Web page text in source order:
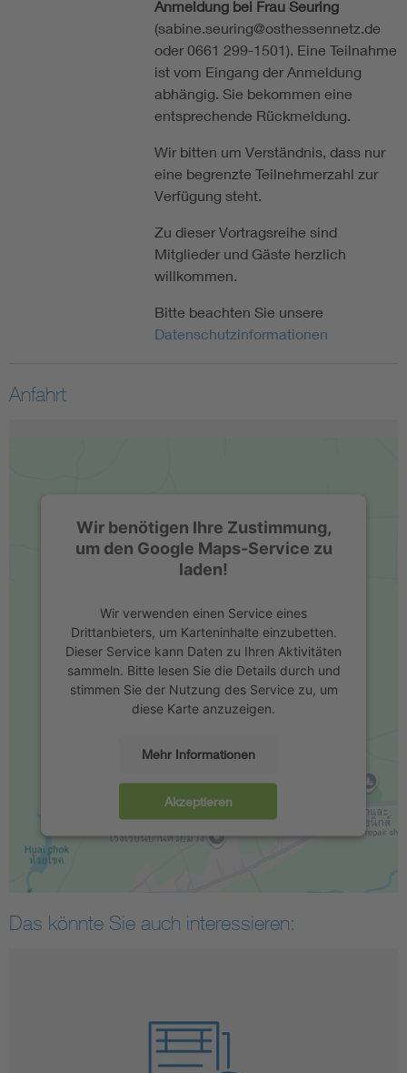
Anmeldung bei Frau Seuring
(sabine.seuring@osthessennetz.de
oder 0661 299-1501). Eine Teilnahme
ist vom Eingang der Anmeldung
abhängig. Sie bekommen eine
entsprechende Rückmeldung.
Wir bitten um Verständnis, dass nur
eine begrenzte Teilnehmerzahl zur
Verfügung steht.
Zu dieser Vortragsreihe sind
Mitglieder und Gäste herzlich
willkommen.
Bitte beachten Sie unsere
Datenschutzinformationen
Anfahrt
Wir benötigen Ihre Zustimmung,
um den Google Maps-Service zu
laden!
Wir verwenden einen Service eines
Drittanbieters, um Karteninhalte einzubetten.
Dieser Service kann Daten zu Ihren Aktivitäten
sammeln. Bitte lesen Sie die Details durch und
stimmen Sie der Nutzung des Service zu, um
diese Karte anzuzeigen.
Mehr Informationen
Akzeptieren
Das könnte Sie auch interessieren: